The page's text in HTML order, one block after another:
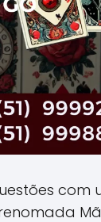
com